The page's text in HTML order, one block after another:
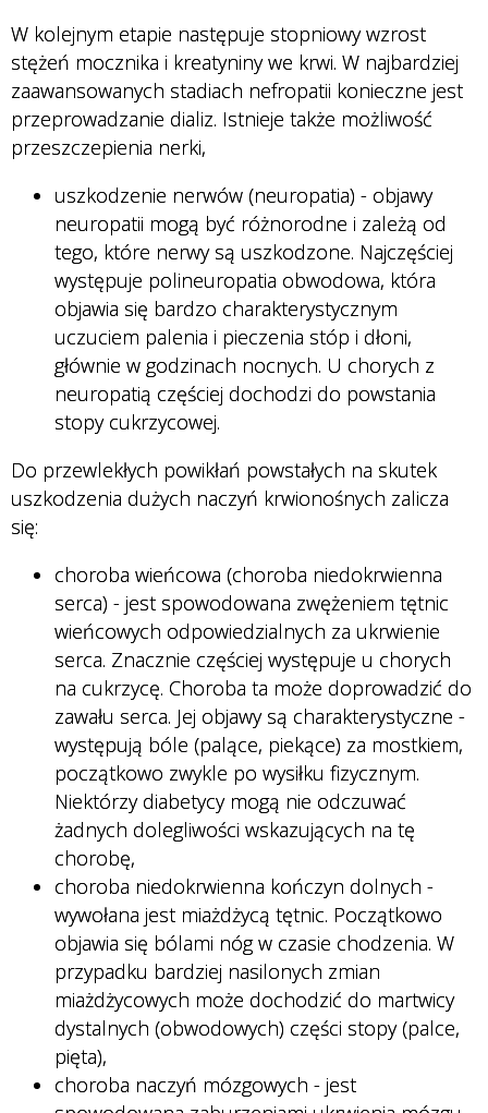
W kolejnym etapie następuje stopniowy wzrost
stężeń mocznika i kreatyniny we krwi. W najbardziej
zaawansowanych stadiach nefropatii konieczne jest
przeprowadzanie dializ. Istnieje także możliwość
przeszczepienia nerki,
uszkodzenie nerwów (neuropatia) - objawy
neuropatii mogą być różnorodne i zależą od
tego, które nerwy są uszkodzone. Najczęściej
występuje polineuropatia obwodowa, która
objawia się bardzo charakterystycznym
uczuciem palenia i pieczenia stóp i dłoni,
głównie w godzinach nocnych. U chorych z
neuropatią częściej dochodzi do powstania
stopy cukrzycowej.
Do przewlekłych powikłań powstałych na skutek
uszkodzenia dużych naczyń krwionośnych zalicza
się:
choroba wieńcowa (choroba niedokrwienna
serca) - jest spowodowana zwężeniem tętnic
wieńcowych odpowiedzialnych za ukrwienie
serca. Znacznie częściej występuje u chorych
na cukrzycę. Choroba ta może doprowadzić do
zawału serca. Jej objawy są charakterystyczne -
występują bóle (palące, piekące) za mostkiem,
początkowo zwykle po wysiłku fizycznym.
Niektórzy diabetycy mogą nie odczuwać
żadnych dolegliwości wskazujących na tę
chorobę,
choroba niedokrwienna kończyn dolnych -
wywołana jest miażdżycą tętnic. Początkowo
objawia się bólami nóg w czasie chodzenia. W
przypadku bardziej nasilonych zmian
miażdżycowych może dochodzić do martwicy
dystalnych (obwodowych) części stopy (palce,
pięta),
choroba naczyń mózgowych - jest